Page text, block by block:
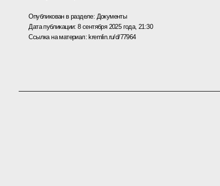
Опубликован в разделе: Документы
Дата публикации:8 сентября 2025 года, 21:30
Ссылка на материал: kremlin.ru/d/77964